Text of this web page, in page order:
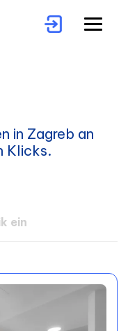
in Zagreb an
Klicks.